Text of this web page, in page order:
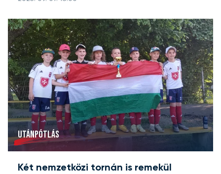
UTÁNPÓTLÁS
Két nemzetközi tornán is remekül